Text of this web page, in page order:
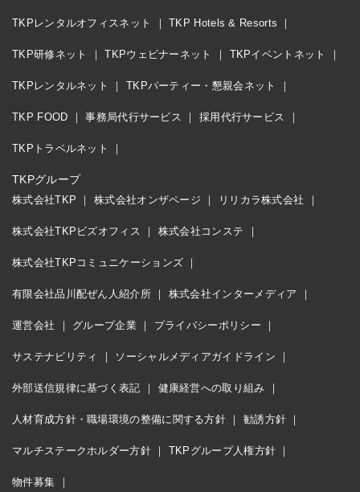
TKPレンタルオフィスネット TKP Hotels & Resorts
TKP研修ネット TKPウェビナーネット TKPイベントネット
TKPレンタルネット TKPパーティー・懇親会ネット
TKP FOOD 事務局代行サービス 採用代行サービス
TKPトラベルネット
TKPグループ
株式会社TKP 株式会社オンザページ リリカラ株式会社
株式会社TKPビズオフィス 株式会社コンステ
株式会社TKPコミュニケーションズ
有限会社品川配ぜん人紹介所 株式会社インターメディア
運営会社 グループ企業 プライバシーポリシー
サステナビリティ ソーシャルメディアガイドライン
外部送信規律に基づく表記 健康経営への取り組み
人材育成方針・職場環境の整備に関する方針 勧誘方針
マルチステークホルダー方針 TKPグループ人権方針
物件募集